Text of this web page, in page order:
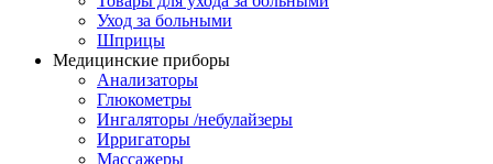
Уход за больными
Шприцы
Медицинские приборы
Анализаторы
Глюкометры
Ингаляторы /небулайзеры
Ирригаторы
Массажеры